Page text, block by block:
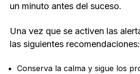
un minuto antes del suceso.
Una vez que se activen las
las siguientes recomendaciones:
Conserva la calma y sigue los